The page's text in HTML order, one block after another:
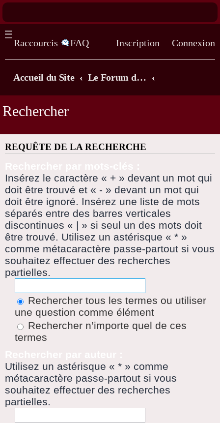
Raccourcis FAQ Connexion
Inscription
Accueil du Site Le Forum de la chorale, Parlons chansons! (lorsque vous demandez à être inscrit il faut attendre... quelques heures, qu'un admin valide votre inscription)
Rechercher
REQUÊTE DE LA RECHERCHE
Insérez le caractère « + » devant un mot qui
doit être trouvé et « - » devant un mot qui
doit être ignoré. Insérez une liste de mots
séparés entre des barres verticales
discontinues « | » si seul un des mots doit
être trouvé. Utilisez un astérisque « * »
comme métacaractère passe-partout si vous
souhaitez effectuer des recherches
partielles.
Rechercher tous les termes ou utiliser
une question comme élément
Rechercher n’importe quel de ces
termes
Utilisez un astérisque « * » comme
métacaractère passe-partout si vous
souhaitez effectuer des recherches
partielles.